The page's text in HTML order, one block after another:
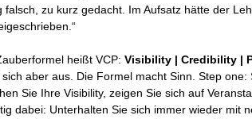
falsch, zu kurz gedacht. Im Aufsatz hätte der
heißt VCP: Visibility | Credibility |
sich aber aus. Die Formel macht Sinn. Step
Sie Ihre Visibility, zeigen Sie sich auf
dabei: Unterhalten Sie sich immer wieder mit